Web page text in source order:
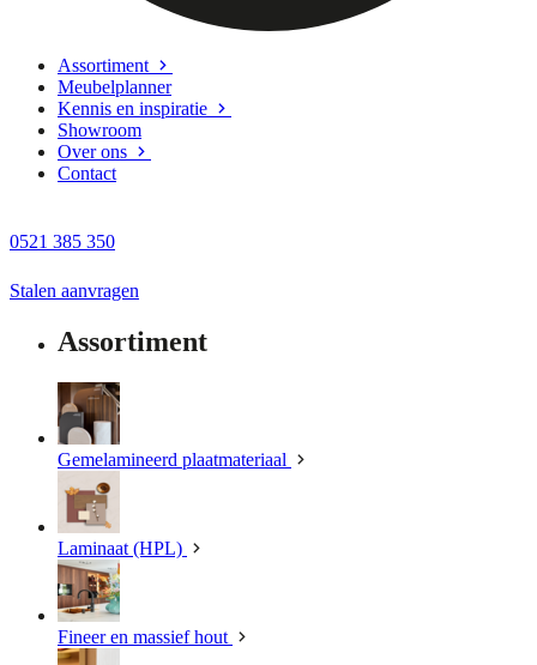
Assortiment
Meubelplanner
Kennis en inspiratie
Showroom
Over ons
Contact
0521 385 350
Stalen aanvragen
Assortiment
Gemelamineerd plaatmateriaal
Laminaat (HPL)
Fineer en massief hout